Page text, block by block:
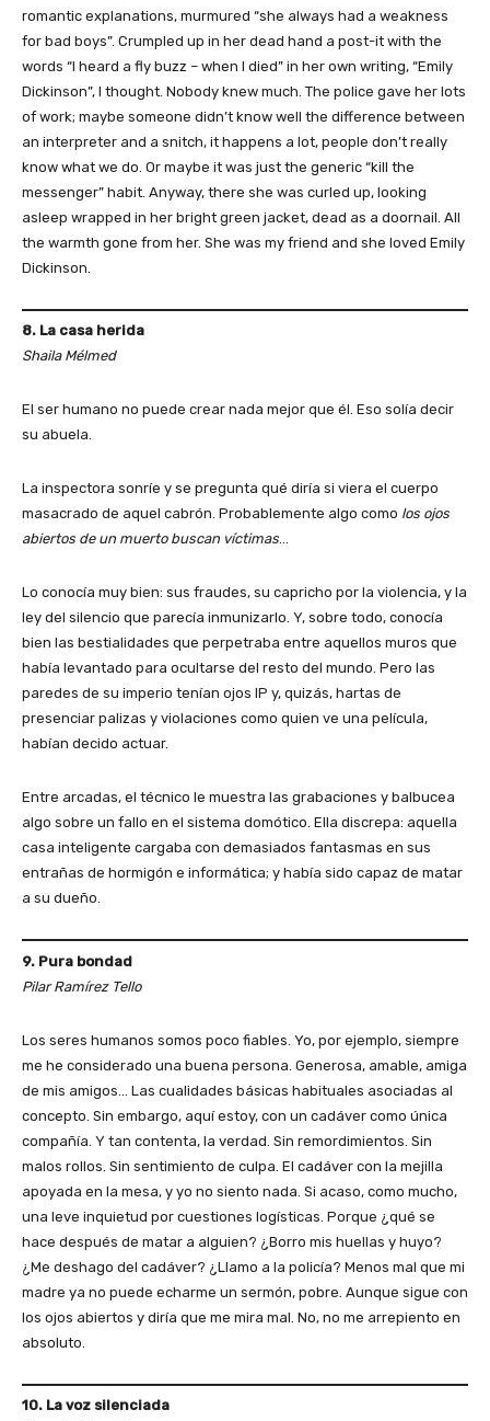
romantic explanations, murmured “she always had a weakness
for bad boys”. Crumpled up in her dead hand a post-it with the
words “I heard a fly buzz – when I died” in her own writing, “Emily
Dickinson”, I thought. Nobody knew much. The police gave her lots
of work; maybe someone didn’t know well the difference between
an interpreter and a snitch, it happens a lot, people don’t really
know what we do. Or maybe it was just the generic “kill the
messenger” habit. Anyway, there she was curled up, looking
asleep wrapped in her bright green jacket, dead as a doornail. All
the warmth gone from her. She was my friend and she loved Emily
Dickinson.
8. La casa herida
Shaila Mélmed
El ser humano no puede crear nada mejor que él. Eso solía decir
su abuela.
La inspectora sonríe y se pregunta qué diría si viera el cuerpo
masacrado de aquel cabrón. Probablemente algo como los ojos
abiertos de un muerto buscan víctimas…
Lo conocía muy bien: sus fraudes, su capricho por la violencia, y la
ley del silencio que parecía inmunizarlo. Y, sobre todo, conocía
bien las bestialidades que perpetraba entre aquellos muros que
había levantado para ocultarse del resto del mundo. Pero las
paredes de su imperio tenían ojos IP y, quizás, hartas de
presenciar palizas y violaciones como quien ve una película,
habían decido actuar.
Entre arcadas, el técnico le muestra las grabaciones y balbucea
algo sobre un fallo en el sistema domótico. Ella discrepa: aquella
casa inteligente cargaba con demasiados fantasmas en sus
entrañas de hormigón e informática; y había sido capaz de matar
a su dueño.
9. Pura bondad
Pilar Ramírez Tello
Los seres humanos somos poco fiables. Yo, por ejemplo, siempre
me he considerado una buena persona. Generosa, amable, amiga
de mis amigos… Las cualidades básicas habituales asociadas al
concepto. Sin embargo, aquí estoy, con un cadáver como única
compañía. Y tan contenta, la verdad. Sin remordimientos. Sin
malos rollos. Sin sentimiento de culpa. El cadáver con la mejilla
apoyada en la mesa, y yo no siento nada. Si acaso, como mucho,
una leve inquietud por cuestiones logísticas. Porque ¿qué se
hace después de matar a alguien? ¿Borro mis huellas y huyo?
¿Me deshago del cadáver? ¿Llamo a la policía? Menos mal que mi
madre ya no puede echarme un sermón, pobre. Aunque sigue con
los ojos abiertos y diría que me mira mal. No, no me arrepiento en
absoluto.
10. La voz silenciada